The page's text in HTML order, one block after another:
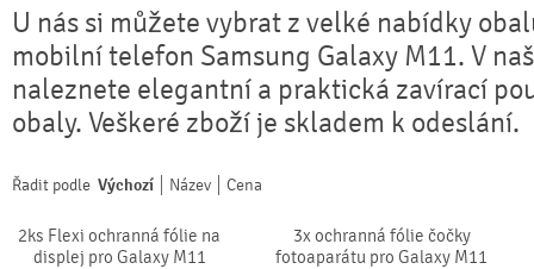
U nás si můžete vybrat z velké nabídky
mobilní telefon Samsung Galaxy M11. V
naleznete elegantní a praktická zavírací
obaly. Veškeré zboží je skladem k odeslání.
Řadit podle Výchozí Název Cena
2ks Flexi ochranná fólie na
displej pro Galaxy M11
3x ochranná fólie čočky
fotoaparátu pro Galaxy M11